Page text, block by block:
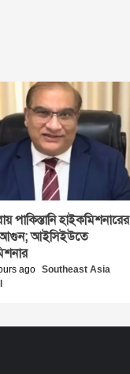
পাকিস্তানি হাইকমিশনারের
আগুন; আইসিইউতে
ago Southeast Asia